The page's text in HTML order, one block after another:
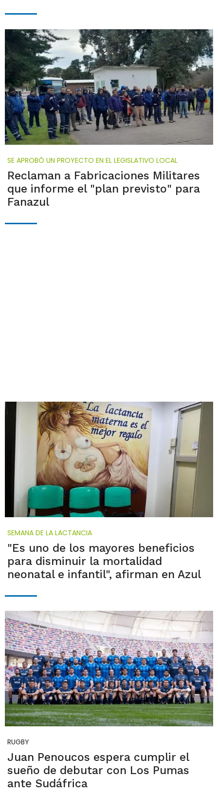
SE APROBÓ UN PROYECTO EN EL LEGISLATIVO LOCAL
Reclaman a Fabricaciones Militares
que informe el "plan previsto" para
Fanazul
SEMANA DE LA LACTANCIA
"Es uno de los mayores beneficios
para disminuir la mortalidad
neonatal e infantil", afirman en Azul
RUGBY
Juan Penoucos espera cumplir el
sueño de debutar con Los Pumas
ante Sudáfrica